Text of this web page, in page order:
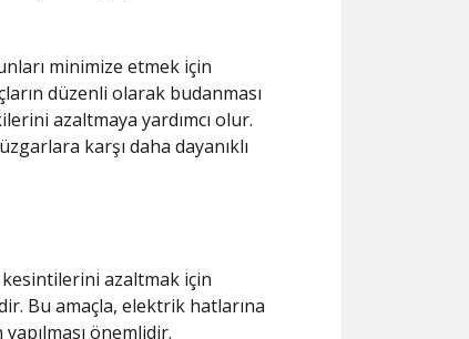
minimize etmek için
düzenli olarak budanması
azaltmaya yardımcı olur.
karşı daha dayanıklı
azaltmak için
Bu amaçla, elektrik hatlarına
önemlidir.